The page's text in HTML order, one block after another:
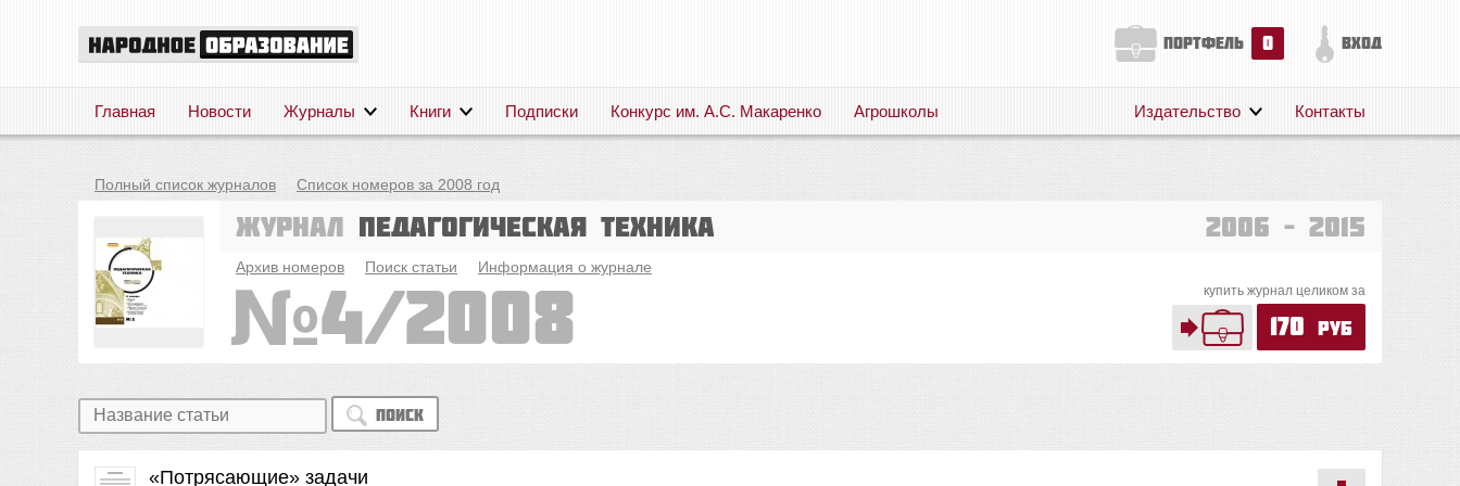
портфель 0 вход
Главная Новости Журналы Книги Подписки Конкурс им. А.С. Макаренко Агрошколы
Поддержка
Издательство Контакты
Полный список журналов Список номеров за 2008 год
Журнал Педагогическая техника 2006 – 2015
Архив номеров Поиск статьи Информация о журнале
купить журнал целиком за
170 руб
4/2008
Поиск
«Потрясающие» задачи